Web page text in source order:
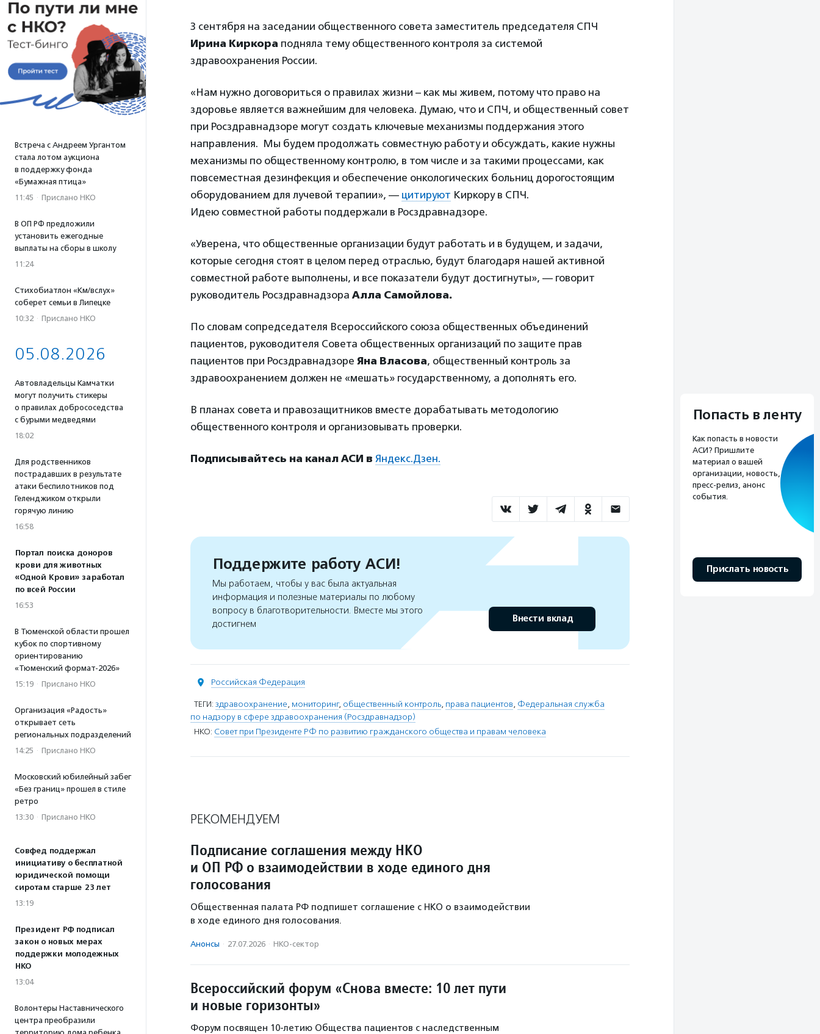
Встреча с Андреем Ургантом
стала лотом аукциона
в поддержку фонда
«Бумажная птица»
11:45 · Прислано НКО
В ОП РФ предложили
установить ежегодные
выплаты на сборы в школу
11:24
Стихобиатлон «Км/вслух»
соберет семьи в Липецке
10:32 · Прислано НКО
05.08.2026
Автовладельцы Камчатки
могут получить стикеры
о правилах добрососедства
с бурыми медведями
18:02
Для родственников
пострадавших в результате
атаки беспилотников под
Геленджиком открыли
горячую линию
16:58
Портал поиска доноров
крови для животных
«Одной Крови» заработал
по всей России
16:53
В Тюменской области прошел
кубок по спортивному
ориентированию
«Тюменский формат-2026»
15:19 · Прислано НКО
Организация «Радость»
открывает сеть
региональных подразделений
14:25 · Прислано НКО
Московский юбилейный забег
«Без границ» прошел в стиле
ретро
13:30 · Прислано НКО
Совфед поддержал
инициативу о бесплатной
юридической помощи
сиротам старше 23 лет
13:19
Президент РФ подписал
закон о новых мерах
поддержки молодежных
НКО
13:04
Волонтеры Наставнического
центра преобразили
3 сентября на заседании общественного совета заместитель председателя СПЧ
Ирина Киркора подняла тему общественного контроля за системой
здравоохранения России.
«Нам нужно договориться о правилах жизни – как мы живем, потому что право на
здоровье является важнейшим для человека. Думаю, что и СПЧ, и общественный совет
при Росздравнадзоре могут создать ключевые механизмы поддержания этого
направления. Мы будем продолжать совместную работу и обсуждать, какие нужны
механизмы по общественному контролю, в том числе и за такими процессами, как
повсеместная дезинфекция и обеспечение онкологических больниц дорогостоящим
оборудованием для лучевой терапии», — цитируют Киркору в СПЧ.
Идею совместной работы поддержали в Росздравнадзоре.
«Уверена, что общественные организации будут работать и в будущем, и задачи,
которые сегодня стоят в целом перед отраслью, будут благодаря нашей активной
совместной работе выполнены, и все показатели будут достигнуты», — говорит
руководитель Росздравнадзора Алла Самойлова.
По словам сопредседателя Всероссийского союза общественных объединений
пациентов, руководителя Совета общественных организаций по защите прав
пациентов при Росздравнадзоре Яна Власова, общественный контроль за
здравоохранением должен не «мешать» государственному, а дополнять его.
В планах совета и правозащитников вместе дорабатывать методологию
общественного контроля и организовывать проверки.
Подписывайтесь на канал АСИ в Яндекс.Дзен.
Поддержите работу АСИ!
Мы работаем, чтобы у вас была актуальная
информация и полезные материалы по любому
вопросу в благотворительности. Вместе мы этого
достигнем
Внести вклад
Российская Федерация
ТЕГИ: здравоохранение, мониторинг, общественный контроль, права пациентов, Федеральная служба
по надзору в сфере здравоохранения (Росздравнадзор)
НКО: Совет при Президенте РФ по развитию гражданского общества и правам человека
РЕКОМЕНДУЕМ
Подписание соглашения между НКО
и ОП РФ о взаимодействии в ходе единого дня
голосования
Общественная палата РФ подпишет соглашение с НКО о взаимодействии
в ходе единого дня голосования.
Анонсы · 27.07.2026 · НКО-сектор
Всероссийский форум «Снова вместе: 10 лет пути
и новые горизонты»
Форум посвящен 10-летию Общества пациентов с наследственным
Попасть в ленту
Как попасть в новости
АСИ? Пришлите
материал о вашей
организации, новость,
пресс-релиз, анонс
события.
Прислать новость